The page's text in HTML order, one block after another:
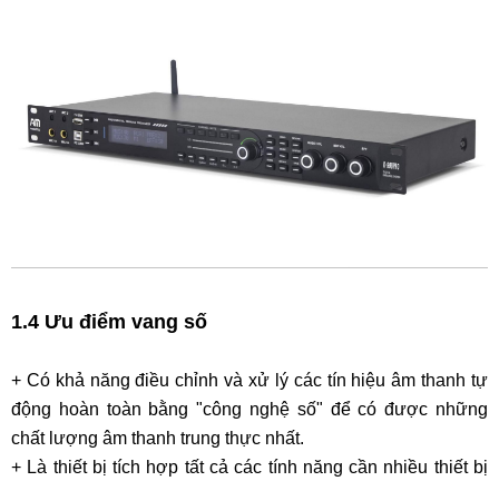
1.4 Ưu điểm vang số
+ Có khả năng điều chỉnh và xử lý các tín hiệu âm thanh tự
động hoàn toàn bằng "công nghệ số" để có được những
chất lượng âm thanh trung thực nhất.
+ Là thiết bị tích hợp tất cả các tính năng cần nhiều thiết bị